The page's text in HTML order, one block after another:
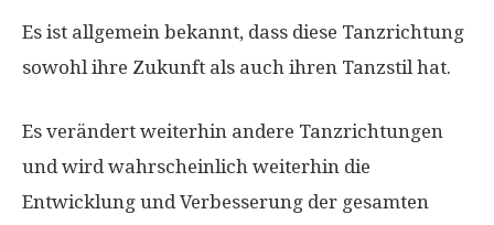
Es ist allgemein bekannt, dass diese Tanzrichtung
sowohl ihre Zukunft als auch ihren Tanzstil hat.
Es verändert weiterhin andere Tanzrichtungen
und wird wahrscheinlich weiterhin die
Entwicklung und Verbesserung der gesamten